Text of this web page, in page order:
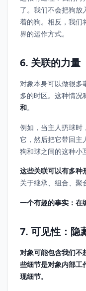
了。我们不会把狗放
着的狗。相反，我们
界的运作方式。
6. 关联的力量
对象本身可以做很多
多的时区。这种情况
和。
例如，当主人扔球时
它，然后把它带回主
狗和球之间的这种小
这些关联可以有多种
关于继承、组合、聚
一个有趣的事实：在
7. 可见性：隐
对象可能包含我们不
些细节是对象内部工
现细节。